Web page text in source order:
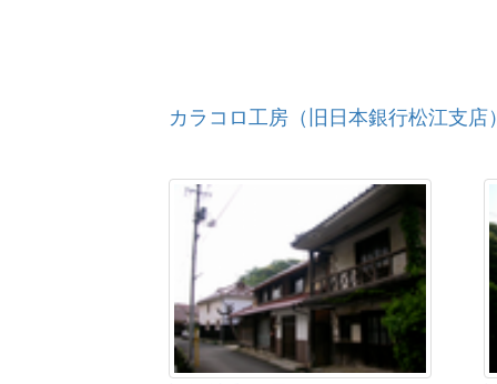
カラコロ工房（旧日本銀行松江支店